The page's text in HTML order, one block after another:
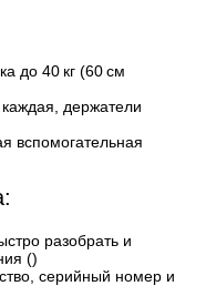
до 40 кг (60 см
каждая, держатели
вспомогательная
разобрать и
()
серийный номер и